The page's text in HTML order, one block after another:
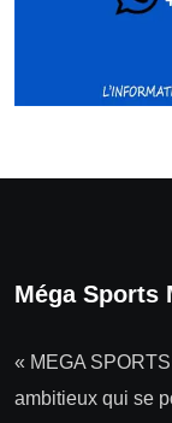
Méga Sports
« MEGA
ambitieux qui se